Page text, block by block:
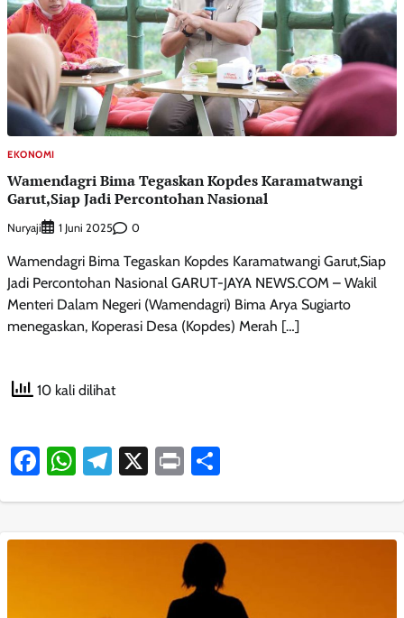
EKONOMI
Wamendagri Bima Tegaskan Kopdes Karamatwangi
Garut,Siap Jadi Percontohan Nasional
Nuryaji 1 Juni 2025 0
Wamendagri Bima Tegaskan Kopdes Karamatwangi Garut,Siap
Jadi Percontohan Nasional GARUT-JAYA NEWS.COM – Wakil
Menteri Dalam Negeri (Wamendagri) Bima Arya Sugiarto
menegaskan, Koperasi Desa (Kopdes) Merah […]
10 kali dilihat
Facebook
WhatsApp
Telegram
X Print